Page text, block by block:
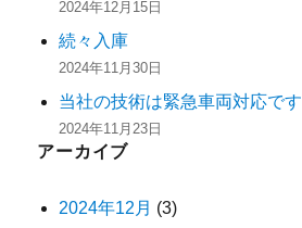
2024年12月15日
続々入庫
2024年11月30日
当社の技術は緊急車両対応です
2024年11月23日
アーカイブ
2024年12月 (3)